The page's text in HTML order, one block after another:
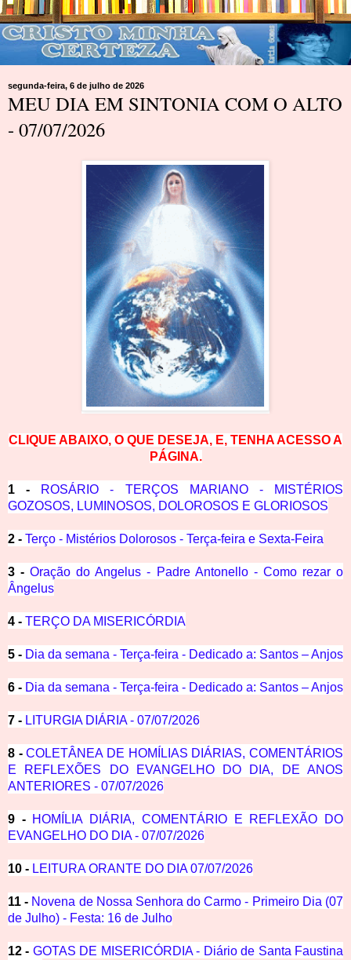
segunda-feira, 6 de julho de 2026
MEU DIA EM SINTONIA COM O ALTO
- 07/07/2026
CLIQUE ABAIXO, O QUE DESEJA, E, TENHA ACESSO A
PÁGINA.
1 -
ROSÁRIO - TERÇOS MARIANO - MISTÉRIOS
GOZOSOS, LUMINOSOS, DOLOROSOS E GLORIOSOS
2 - Terço - Mistérios Dolorosos - Terça-feira e Sexta-Feira
3 -Oração do Angelus - Padre Antonello - Como rezar o
Ângelus
4 - TERÇO DA MISERICÓRDIA
5 - Dia da semana - Terça-feira - Dedicado a: Santos – Anjos
6 - Dia da semana - Terça-feira - Dedicado a: Santos – Anjos
7 - LITURGIA DIÁRIA - 07/07/2026
8 -COLETÂNEA DE HOMÍLIAS DIÁRIAS, COMENTÁRIOS
E REFLEXÕES DO EVANGELHO DO DIA, DE ANOS
ANTERIORES - 07/07/2026
9 - HOMÍLIA DIÁRIA, COMENTÁRIO E REFLEXÃO DO
EVANGELHO DO DIA - 07/07/2026
10 - LEITURA ORANTE DO DIA 07/07/2026
11 - Novena de Nossa Senhora do Carmo - Primeiro Dia (07
de Julho) - Festa: 16 de Julho
12 - GOTAS DE MISERICÓRDIA - Diário de Santa Faustina